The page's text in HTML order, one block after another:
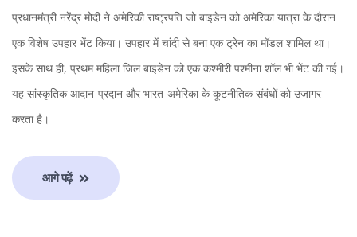
प्रधानमंत्री नरेंद्र मोदी ने अमेरिकी राष्ट्रपति जो बाइडेन को अमेरिका यात्रा के दौरान
एक विशेष उपहार भेंट किया। उपहार में चांदी से बना एक ट्रेन का मॉडल शामिल था।
इसके साथ ही, प्रथम महिला जिल बाइडेन को एक कश्मीरी पश्मीना शॉल भी भेंट की गई।
यह सांस्कृतिक आदान-प्रदान और भारत-अमेरिका के कूटनीतिक संबंधों को उजागर
करता है।
आगे पढ़ें